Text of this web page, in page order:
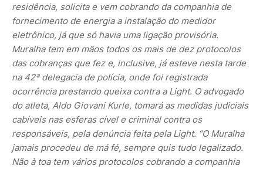
residência, solicita e vem cobrando da companhia de
fornecimento de energia a instalação do medidor
eletrônico, já que só havia uma ligação provisória.
Muralha tem em mãos todos os mais de dez protocolos
das cobranças que fez e, inclusive, já esteve nesta tarde
na 42ª delegacia de polícia, onde foi registrada
ocorrência prestando queixa contra a Light. O advogado
do atleta, Aldo Giovani Kurle, tomará as medidas judiciais
cabíveis nas esferas cível e criminal contra os
responsáveis, pela denúncia feita pela Light. “O Muralha
jamais procedeu de má fé, sempre quis tudo legalizado.
Não à toa tem vários protocolos cobrando a companhia